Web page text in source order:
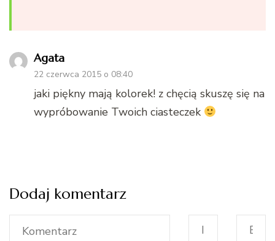
Agata
22 czerwca 2015 o 08:40
jaki piękny mają kolorek! z chęcią skuszę się na
wypróbowanie Twoich ciasteczek
Dodaj komentarz